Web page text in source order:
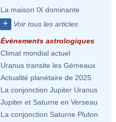
La maison IX dominante
+ Voir tous les articles
Évènements astrologiques
Climat mondial actuel
Uranus transite les Gémeaux
Actualité planétaire de 2025
La conjonction Jupiter Uranus
Jupiter et Saturne en Verseau
La conjonction Saturne Pluton